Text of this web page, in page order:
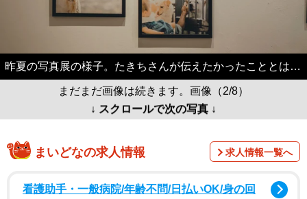
昨夏の写真展の様子。たきちさんが伝えたかったこととは…
まだまだ画像は続きます。画像（2/8）
↓ スクロールで次の写真 ↓
まいどなの求人情報 求人情報一覧へ
看護助手・一般病院/年齢不問/日払いOK/身の回